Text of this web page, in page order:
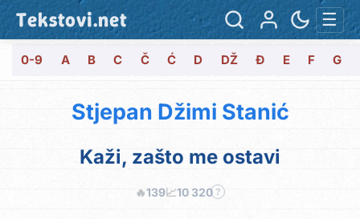
Tekstovi.net ☰
0-9 A B C Č Ć D DŽ Đ E F G
Stjepan Džimi Stanić
Kaži, zašto me ostavi
🔥139📈10 320 ?